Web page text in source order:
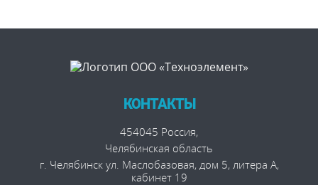
КОНТАКТЫ
454045 Россия,
Челябинская область
г. Челябинск ул. Маслобазовая, дом 5, литера А,
кабинет 19